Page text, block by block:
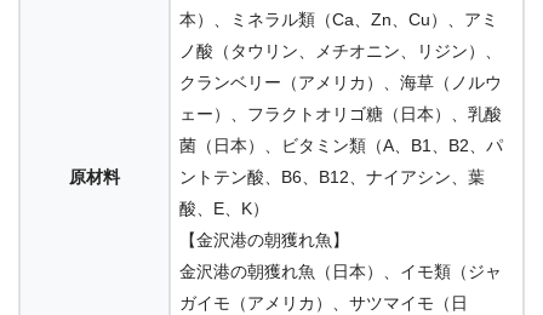
3.71 70g
原材料
本）、ミネラル類（Ca、Zn、Cu）、アミ
ノ酸（タウリン、メチオニン、リジン）、
クランベリー（アメリカ）、海草（ノルウ
ェー）、フラクトオリゴ糖（日本）、乳酸
菌（日本）、ビタミン類（A、B1、B2、パ
ントテン酸、B6、B12、ナイアシン、葉
酸、E、K）
【金沢港の朝獲れ魚】
金沢港の朝獲れ魚（日本）、イモ類（ジャ
ガイモ（アメリカ）、サツマイモ（日